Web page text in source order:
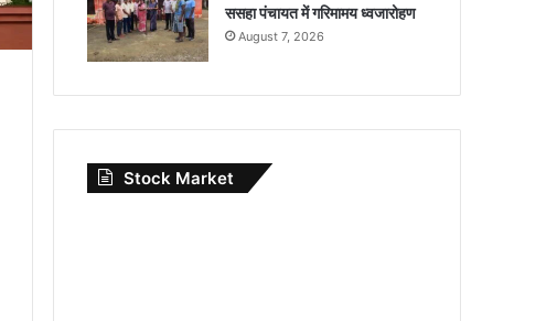
ससहा पंचायत में गरिमामय ध्वजारोहण
August 7, 2026
Stock Market